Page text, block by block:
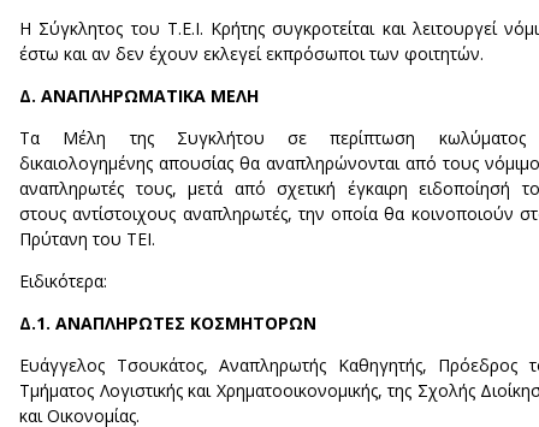
Η Σύγκλητος του Τ.Ε.Ι. Κρήτης συγκροτείται και λειτουργεί
έστω και αν δεν έχουν εκλεγεί εκπρόσωποι των φοιτητών.
Δ. ΑΝΑΠΛΗΡΩΜΑΤΙΚΑ ΜΕΛΗ
Τα Μέλη της Συγκλήτου σε περίπτωση
δικαιολογημένης απουσίας θα αναπληρώνονται από τους
αναπληρωτές τους, μετά από σχετική έγκαιρη ειδοποίησή
στους αντίστοιχους αναπληρωτές, την οποία θα κοινοποιούν
Πρύτανη του ΤΕΙ.
Ειδικότερα:
Δ.1. ΑΝΑΠΛΗΡΩΤΕΣ ΚΟΣΜΗΤΟΡΩΝ
Ευάγγελος Τσουκάτος, Αναπληρωτής Καθηγητής, Πρόεδρος
Τμήματος Λογιστικής και Χρηματοοικονομικής, της Σχολής
και Οικονομίας.